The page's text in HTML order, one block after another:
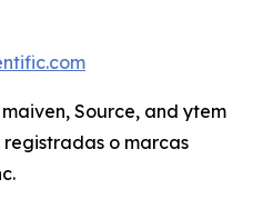
Source, and ytem
o marcas